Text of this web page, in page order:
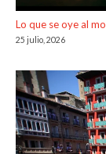
Lo que se oye al
25 julio, 2026